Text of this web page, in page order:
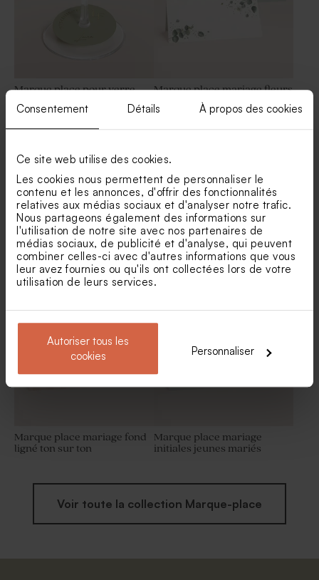
Consentement Détails À propos des cookies
Ce site web utilise des cookies.
Les cookies nous permettent de personnaliser le
contenu et les annonces, d'offrir des fonctionnalités
relatives aux médias sociaux et d'analyser notre trafic.
Nous partageons également des informations sur
l'utilisation de notre site avec nos partenaires de
médias sociaux, de publicité et d'analyse, qui peuvent
combiner celles-ci avec d'autres informations que vous
leur avez fournies ou qu'ils ont collectées lors de votre
utilisation de leurs services.
Autoriser tous les
cookies
Personnaliser
Faire part mariage papier
Faire part mariage calque et
Papier
Oui papier épais
photo et prénoms sur calque
Marque place pour verre
Marque place mariage fleurs
eucalyptus
Marque place pour verre
mariage élégant
Marque place mariage
minimaliste chic et dorure
Marque place mariage fond
ligné ton sur ton
Marque place mariage
initiales jeunes mariés
Voir toute la collection Marque-place